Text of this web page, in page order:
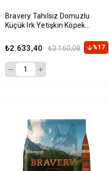
Bravery Tahılsız Domuzlu
Küçük Irk Yetişkin Köpek
₺2.633,40 ₺3.160,08 %17